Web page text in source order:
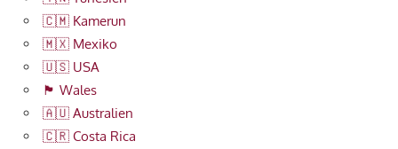
🇨🇲 Kamerun
🇲🇽 Mexiko
🇺🇸 USA
🏴󠁧󠁢󠁷󠁬󠁳󠁿 Wales
🇦🇺 Australien
🇨🇷 Costa Rica